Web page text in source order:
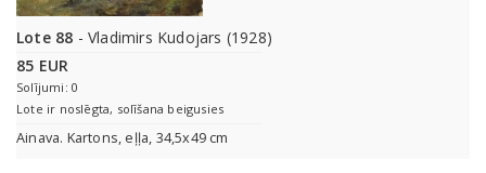
Lote 88 - Vladimirs Kudojars (1928)
85 EUR
Solījumi: 0
Lote ir noslēgta, solīšana beigusies
Ainava. Kartons, eļļa, 34,5x49 cm